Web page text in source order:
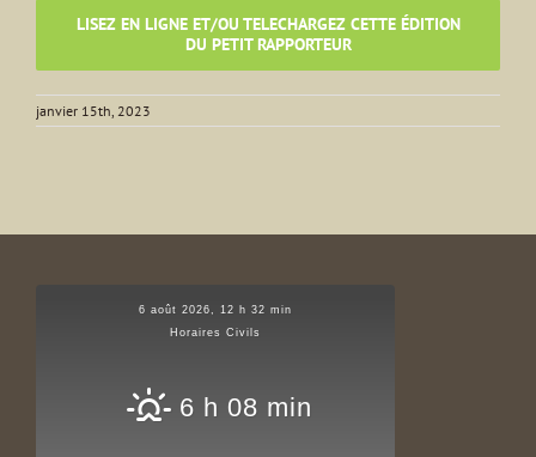
LISEZ EN LIGNE ET/OU TELECHARGEZ CETTE ÉDITION
DU PETIT RAPPORTEUR
janvier 15th, 2023
6 août 2026, 12 h 32 min
Horaires Civils
6 h 08 min